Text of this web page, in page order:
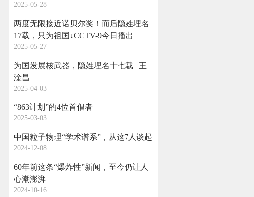
2025-05-28
两度无限接近诺贝尔奖！而后隐姓埋名
17载，只为祖国↓CCTV-9今日播出
2025-05-27
为国发展核武器，隐姓埋名十七载 | 王
淦昌
2025-04-03
“863计划”的4位首倡者
2025-03-03
中国粒子物理“学术谱系”，从这7人谈起
2024-12-08
60年前这条“爆炸性”新闻，至今仍让人
心潮澎湃
2024-10-16